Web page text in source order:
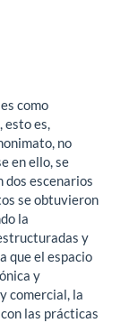
como
esto es,
no
en ello, se
dos escenarios
se obtuvieron
la
y
que el espacio
y
comercial, la
las prácticas